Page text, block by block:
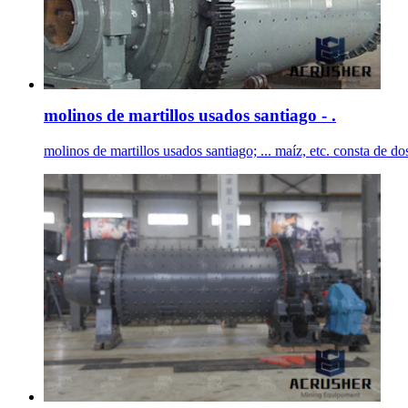
molinos de martillos usados santiago - .
molinos de martillos usados santiago; ... maíz, etc. consta de